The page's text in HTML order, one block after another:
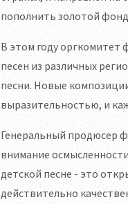
пополнить золотой
В этом году оргкомитет
песен из различных
песни. Новые
выразительностью, и
Генеральный продюсер
внимание
детской песне - это
действительно